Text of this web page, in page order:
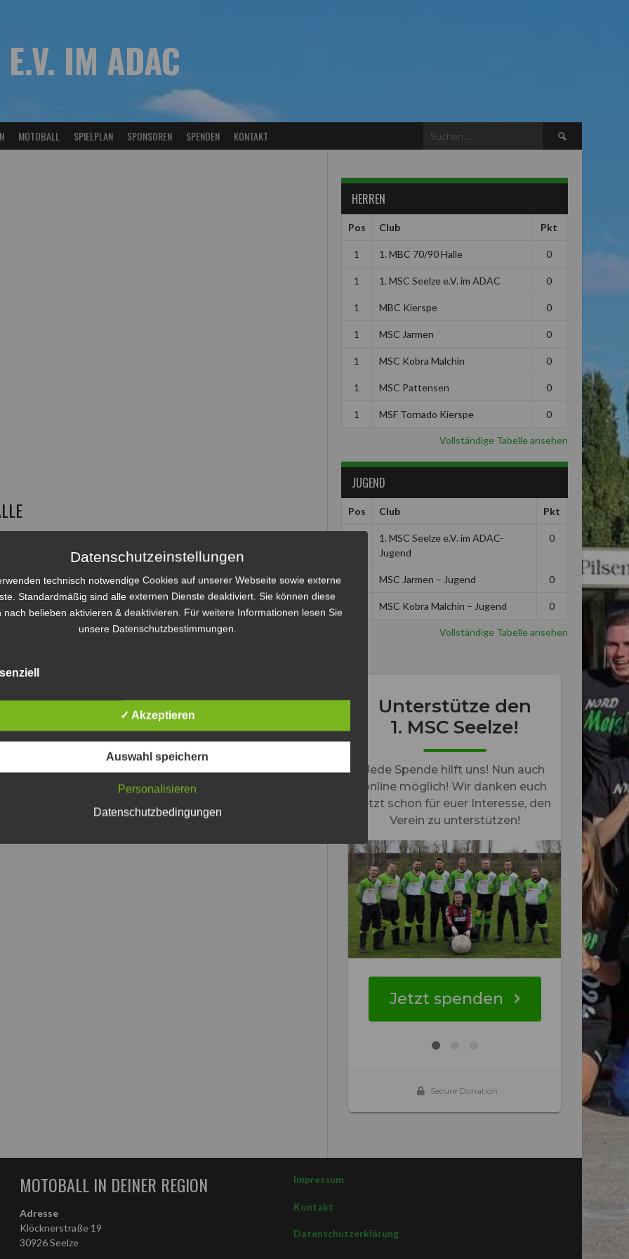
IM ADAC
MOTOBALL SPIELPLAN SPONSOREN SPENDEN KONTAKT
Suchen
nach:
HERREN
Pos Club Pkt
1 1. MBC 70/90 Halle 0
1 1. MSC Seelze e.V. im ADAC 0
1 MBC Kierspe 0
1 MSC Jarmen 0
1 MSC Kobra Malchin 0
1 MSC Pattensen 0
1 MSF Tornado Kierspe 0
Vollständige Tabelle ansehen
JUGEND
Pos Club Pkt
1. MSC Seelze e.V. im ADAC-
Jugend
0
MSC Jarmen – Jugend 0
MSC Kobra Malchin – Jugend 0
Vollständige Tabelle ansehen
MOTOBALL IN DEINER REGION
Adresse
Klöcknerstraße 19
30926 Seelze
Impressum
Kontakt
Datenschutzerklärung
Datenschutzeinstellungen
technisch notwendige Cookies auf unserer Webseite sowie externe
Standardmäßig sind alle externen Dienste deaktiviert. Sie können diese
nach belieben aktivieren & deaktivieren. Für weitere Informationen lesen Sie
unsere Datenschutzbestimmungen.
✓ Akzeptieren
Auswahl speichern
Personalisieren
Datenschutzbedingungen